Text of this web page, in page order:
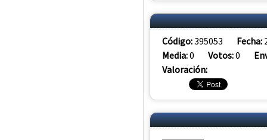
Código:395053 Fecha:
Media:0 Votos:0
Valoración: